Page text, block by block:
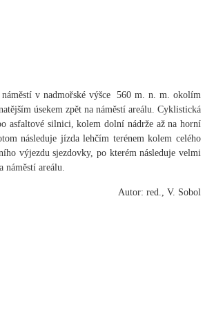
náměstí v nadmořské výšce 560 m. n. m. okolím
úsekem zpět na náměstí areálu. Cyklistická
asfaltové silnici, kolem dolní nádrže až na horní
následuje jízda lehčím terénem kolem celého
výjezdu sjezdovky, po kterém následuje velmi
náměstí areálu.
Autor: red., V. Sobol